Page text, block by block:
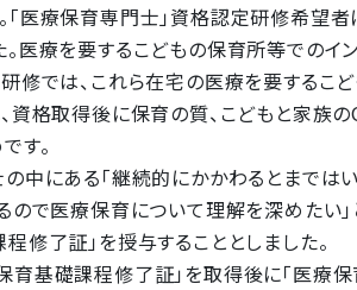
医療保育専門士」資格認定研修希望
医療を要するこどもの保育所等での
修では、これら在宅の医療を要する
資格取得後に保育の質、こどもと家族
す。
中にある「継続的にかかわるとまでは
ので医療保育について理解を深めたい
修了証」を授与することとしました。
基礎課程修了証」を取得後に「医療